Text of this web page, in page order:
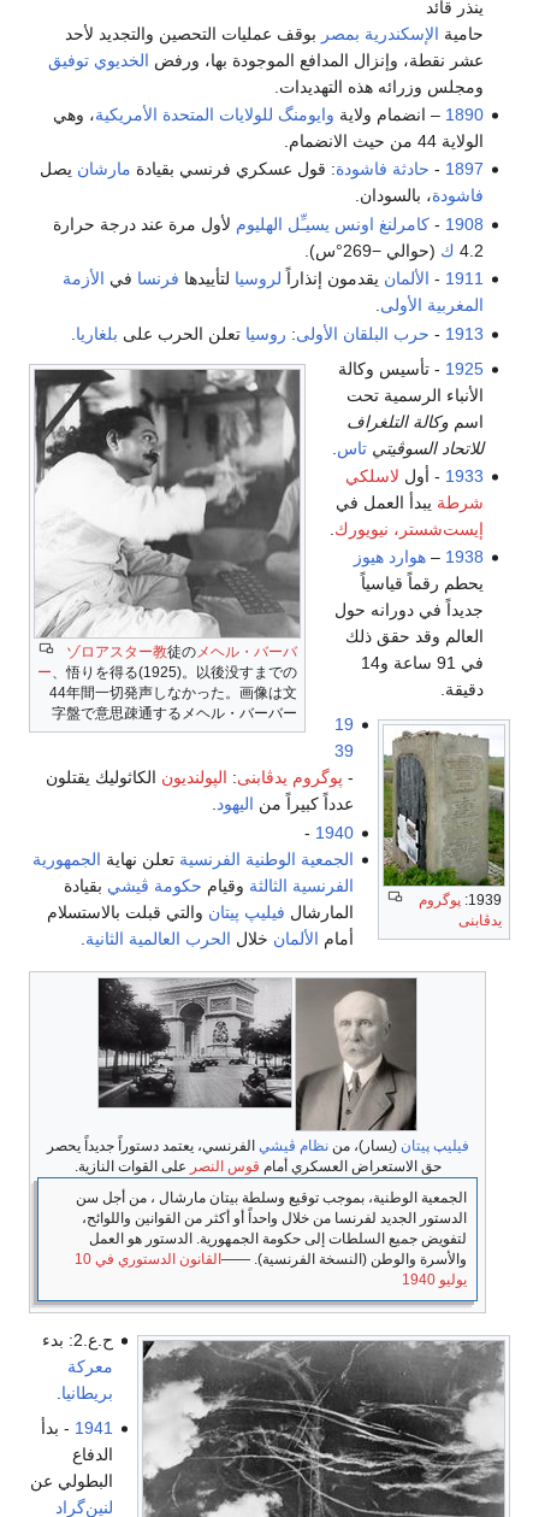
ينذر قائد
حامية الإسكندرية بمصر بوقف عمليات التحصين والتجديد لأحد
عشر نقطة، وإنزال المدافع الموجودة بها، ورفض الخديوي توفيق
ومجلس وزرائه هذه التهديدات.
1890 – انضمام ولاية وايومنگ للولايات المتحدة الأمريكية، وهي
الولاية 44 من حيث الانضمام.
1897
- حادثة فاشودة: قول عسكري فرنسي بقيادة مارشان يصل
فاشودة، بالسودان.
1908
-كامرلنغ اونس يسيـِّل الهليوم لأول مرة عند درجة حرارة
4.2 ك (حوالي −269°س).
1911
- الألمان يقدمون إنذاراً لروسيا لتأييدها فرنسا في الأزمة
المغربية الأولى
1913
- حرب البلقان الأولى: روسيا تعلن الحرب على بلغاريا
ゾロアスター教徒の メヘル・バーバ
ー 、悟りを得る(1925)。以後没すまでの
44年間一切発声しなかった。画像は文
字盤で意思疎通するメヘル・バーバー
1925 - تأسيس وكالة
الأنباء الرسمية تحت
اسموكالة التلغراف
للاتحاد السوڤيتيتاس
1933 - أول لاسلكي
شرطة يبدأ العمل في
إيست‌شستر، نيويورك
1938
–هوارد هيوز
يحطم رقماً قياسياً
جديداً في دورانه حول
العالم وقد حقق ذلك
في 91 ساعة و14
دقيقة.
1939: پوگروم
يدڤابنى
19
39
- پوگروم يدڤابنى: الپولنديون الكاثوليك يقتلون
عدداً كبيراً من اليهود.
1940
-
الجمعية الوطنية الفرنسية تعلن نهاية الجمهورية
الفرنسية الثالثة وقيام حكومة ڤيشي بقيادة
المارشال فيليپ پيتان والتي قبلت بالاستسلام
أمام الألمان خلال الحرب العالمية الثانية
فيليپ پيتان (يسار)، مننظام ڤيشي الفرنسي، يعتمد دستوراً جديداً يحصر
حق الاستعراض العسكري أمام قوس النصر على القوات النازية.
الجمعية الوطنية، بموجب توقيع وسلطة بيتان مارشال ، من أجل سن
الدستور الجديد لفرنسا من خلال واحداً أو أكثر من القوانين واللوائح،
لتفويض جميع السلطات إلى حكومة الجمهورية. الدستور هو العمل
والأسرة والوطن (النسخة الفرنسية). ――
القانون الدستوري في 10
يوليو 1940
ح.ع.2: بدء
معركة
بريطانيا
1941 - بدأ
الدفاع
البطولي عن
لنين‌گراد